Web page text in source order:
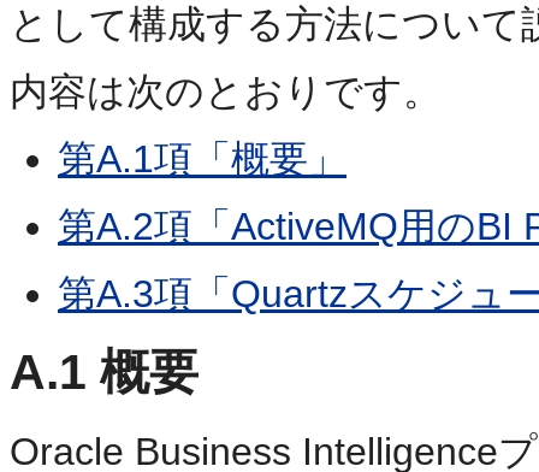
として構成する方法について
内容は次のとおりです。
第A.1項「概要」
第A.2項「ActiveMQ用のBI
第A.3項「Quartzスケジュ
A.1 概要
Oracle Business Intelligence